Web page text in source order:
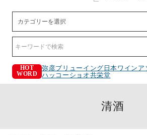
HOT
WORD
弥彦ブリューイング 日本ワインア
ハッコーショオ共栄堂
清酒